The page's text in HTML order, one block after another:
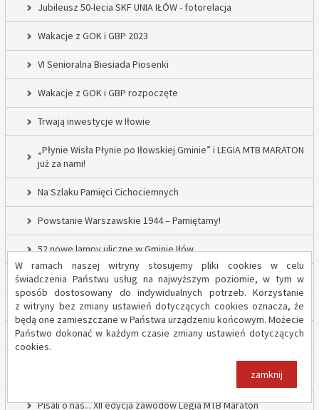
W ramach naszej witryny stosujemy pliki cookies w celu
świadczenia Państwu usług na najwyższym poziomie, w tym w
sposób dostosowany do indywidualnych potrzeb. Korzystanie
z witryny bez zmiany ustawień dotyczących cookies oznacza, że
będą one zamieszczane w Państwa urządzeniu końcowym. Możecie
Państwo dokonać w każdym czasie zmiany ustawień dotyczących
cookies.
zamknij
Jubileusz 50-lecia SKF UNIA IŁÓW - fotorelacja
Wakacje z GOK i GBP 2023
VI Senioralna Biesiada Piosenki
Wakacje z GOK i GBP rozpoczęte
Trwają inwestycje w Iłowie
„Płynie Wisła Płynie po Iłowskiej Gminie” i LEGIA MTB MARATON
już za nami!
Na Szlaku Pamięci Cichociemnych
Powstanie Warszawskie 1944 – Pamiętamy!
52 nowe lampy uliczne w Gminie Iłów
Inwestycja drogowa w Sadowie – prace rozpoczęte
Trwają inwestycje w Gminie Iłów
„Modernizacja Oczyszczalni Ścieków w Iłowie – etap II”
Strażacy z OSP Iłów walczą o pieniądze od Harnasia. Zachęcamy
Pisali o nas... XII edycja zawodów Legia MTB Maraton